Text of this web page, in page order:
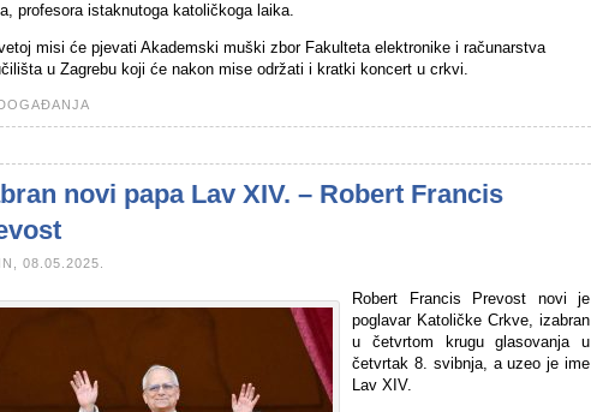
profesora istaknutoga katoličkoga laika.
misi će pjevati Akademski muški zbor Fakulteta elektronike i računarstva
u Zagrebu koji će nakon mise održati i kratki koncert u crkvi.
novi papa Lav XIV. – Robert Francis
08.05.2025.
Robert Francis Prevost novi je
poglavar Katoličke Crkve, izabran
u četvrtom krugu glasovanja u
četvrtak 8. svibnja, a uzeo je ime
Lav XIV.